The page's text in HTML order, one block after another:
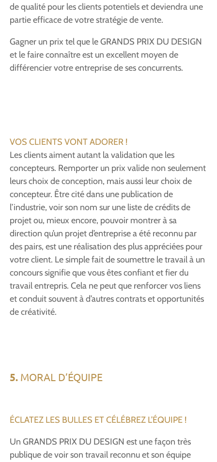
de qualité pour les clients potentiels et deviendra une
partie efficace de votre stratégie de vente.
Gagner un prix tel que le GRANDS PRIX DU DESIGN
et le faire connaître est un excellent moyen de
différencier votre entreprise de ses concurrents.
VOS CLIENTS VONT ADORER !
Les clients aiment autant la validation que les
concepteurs. Remporter un prix valide non seulement
leurs choix de conception, mais aussi leur choix de
concepteur. Être cité dans une publication de
l’industrie, voir son nom sur une liste de crédits de
projet ou, mieux encore, pouvoir montrer à sa
direction qu’un projet d’entreprise a été reconnu par
des pairs, est une réalisation des plus appréciées pour
votre client. Le simple fait de soumettre le travail à un
concours signifie que vous êtes confiant et fier du
travail entrepris. Cela ne peut que renforcer vos liens
et conduit souvent à d’autres contrats et opportunités
de créativité.
5. MORAL D’ÉQUIPE
ÉCLATEZ LES BULLES ET CÉLÉBREZ L’ÉQUIPE !
Un GRANDS PRIX DU DESIGN est une façon très
publique de voir son travail reconnu et son équipe